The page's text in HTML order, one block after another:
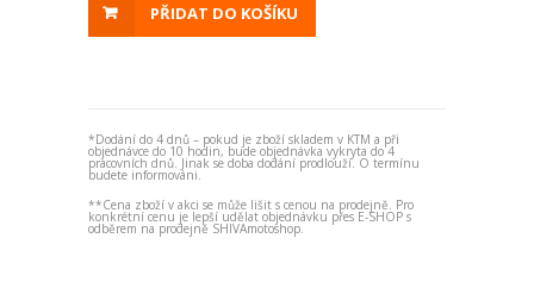
PŘIDAT DO KOŠÍKU
*Dodání do 4 dnů – pokud je zboží skladem v KTM a při
objednávce do 10 hodin, bude objednávka vykryta do 4
pracovních dnů. Jinak se doba dodání prodlouží. O termínu
budete informováni.
**Cena zboží v akci se může lišit s cenou na prodejně. Pro
konkrétní cenu je lepší udělat objednávku přes E-SHOP s
odběrem na prodejně SHIVAmotoshop.